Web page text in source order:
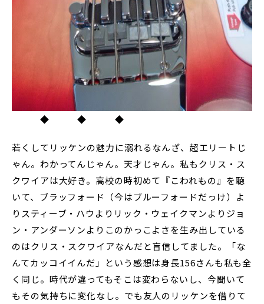
◆ ◆ ◆
若くしてリッケンの魅力に溺れるなんざ、超エリートじ
ゃん。わかってんじゃん。天才じゃん。私もクリス・ス
クワイアは大好き。高校の時初めて『こわれもの』を聴
いて、ブラッフォード（今はブルーフォードだっけ）よ
りスティーブ・ハウよりリック・ウェイクマンよりジョ
ン・アンダーソンよりこのかっこよさを生み出している
のはクリス・スクワイアなんだと盲信してました。「な
んてカッコイイんだ」という感想は身長156さんも私も全
く同じ。時代が違ってもそこは変わらないし、今聞いて
もその気持ちに変化なし。でも友人のリッケンを借りて